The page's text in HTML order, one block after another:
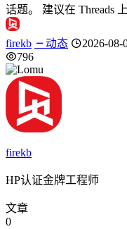
话题。 建议在 Threads
firekb 动态
2026-08-
796
firekb
HP认证金牌工程师
文章
0